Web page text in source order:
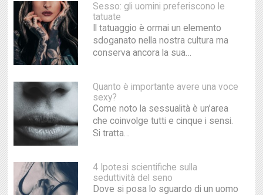
Sesso: gli uomini preferiscono le
tatuate
Il tatuaggio è ormai un elemento
sdoganato nella nostra cultura ma
conserva ancora la sua…
Quanto è importante avere una voce
sexy?
Come noto la sessualità è un’area
che coinvolge tutti e cinque i sensi.
Si tratta…
4 Ipotesi scientifiche sulla
seduttività del seno
Dove si posa lo sguardo di un uomo